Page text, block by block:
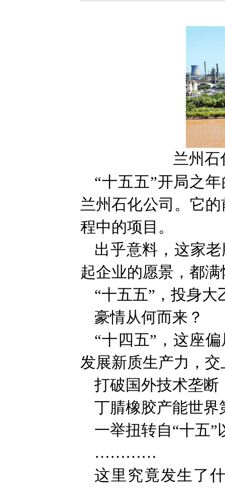
兰州石
“十五五”开局之
兰州石化公司。它
程中的项目。
出乎意料，这家
起企业的愿景，都
“十五五”，投身
豪情从何而来？
“十四五”，这座
发展新质生产力，
打破国外技术垄断
丁腈橡胶产能世界
一举扭转自“十五
…………
这里究竟发生了